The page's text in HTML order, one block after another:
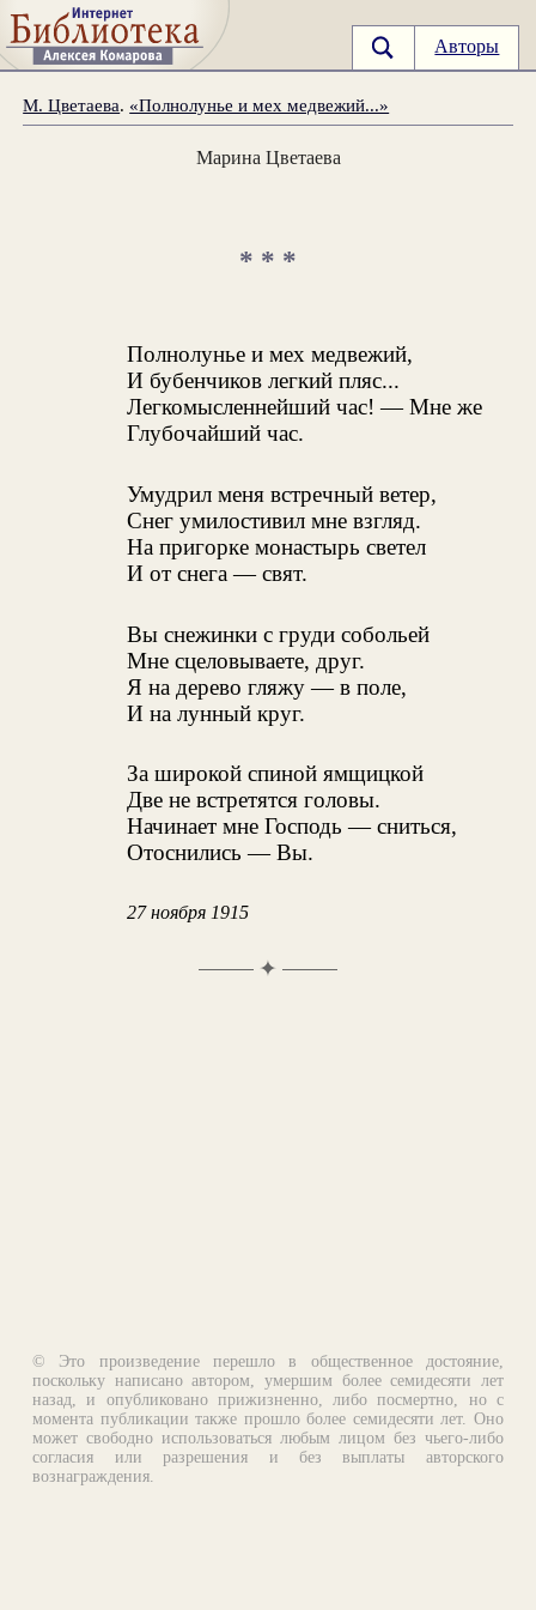
Авторы
М. Цветаева. «Полнолунье и мех медвежий...»
Марина Цветаева
* * *
Полнолунье и мех медвежий,
И бубенчиков легкий пляс...
Легкомысленнейший час! — Мне же
Глубочайший час.
Умудрил меня встречный ветер,
Снег умилостивил мне взгляд.
На пригорке монастырь светел
И от снега — свят.
Вы снежинки с груди собольей
Мне сцеловываете, друг.
Я на дерево гляжу — в поле,
И на лунный круг.
За широкой спиной ямщицкой
Две не встретятся головы.
Начинает мне Господь — сниться,
Отоснились — Вы.
27 ноября 1915
✦
© Это произведение перешло в общественное достояние,
поскольку написано автором, умершим более семидесяти лет
назад, и опубликовано прижизненно, либо посмертно, но с
момента публикации также прошло более семидесяти лет. Оно
может свободно использоваться любым лицом без чьего-либо
согласия или разрешения и без выплаты авторского
вознаграждения.